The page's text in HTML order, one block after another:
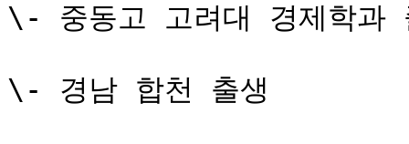
\- 중동고 고려대 경제학과
\- 경남 합천 출생